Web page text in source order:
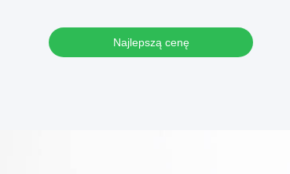
Najlepszą cenę